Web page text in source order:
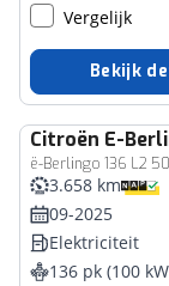
Vergelijk
Bekijk
Citroën E-
ë-Berlingo 136 L2
Bedrijfswagen
3.658 km
09-2025
Elektriciteit
136 pk (100